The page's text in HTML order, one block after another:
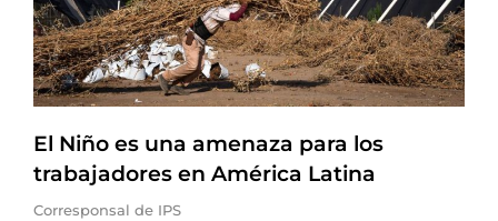
El Niño es una amenaza para los
trabajadores en América Latina
Corresponsal de IPS